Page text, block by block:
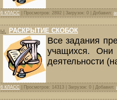
6 КЛАСС | Просмотров: 2892 | Загрузок: 0 | Добавил:
РАСКРЫТИЕ СКОБОК
Все задания
учащихся. Они
деятельности
6 КЛАСС | Просмотров: 14313 | Загрузок: 0 | Добавил: